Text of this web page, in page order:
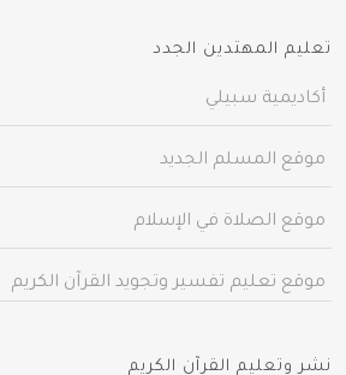
تعليم المهتدين الجدد
أكاديمية سبيلي
موقع المسلم الجديد
موقع الصلاة في الإسلام
موقع تعليم تفسير وتجويد القرآن الكريم
نشر وتعليم القرآن الكريم